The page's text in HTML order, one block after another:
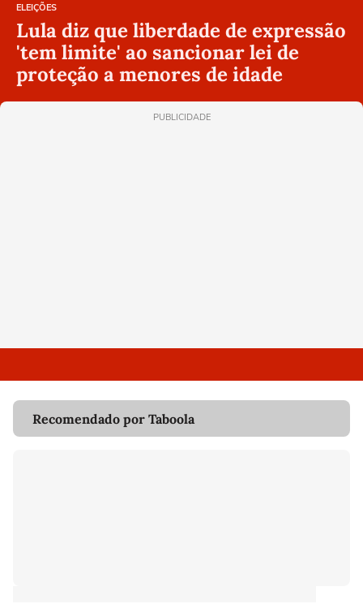
ELEIÇÕES
Lula diz que liberdade de expressão
'tem limite' ao sancionar lei de
proteção a menores de idade
PUBLICIDADE
Recomendado por Taboola